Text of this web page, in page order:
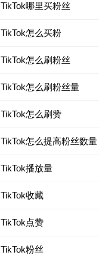
TikTok哪里买粉丝
TikTok怎么买粉
TikTok怎么刷粉丝
TikTok怎么刷粉丝量
TikTok怎么刷赞
TikTok怎么提高粉丝数量
TikTok播放量
TikTok收藏
TikTok点赞
TikTok粉丝